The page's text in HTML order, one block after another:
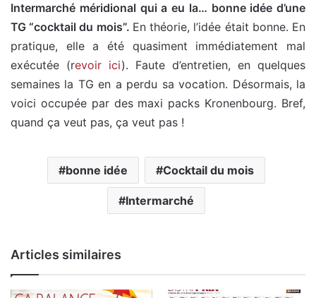
Intermarché méridional qui a eu la… bonne idée d’une
TG “cocktail du mois”. En théorie, l’idée était bonne. En
pratique, elle a été quasiment immédiatement mal
exécutée (revoir ici). Faute d’entretien, en quelques
semaines la TG en a perdu sa vocation. Désormais, la
voici occupée par des maxi packs Kronenbourg. Bref,
quand ça veut pas, ça veut pas !
bonne idée Cocktail du mois
Intermarché
Articles similaires